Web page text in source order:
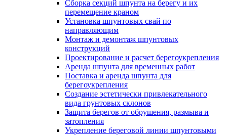
Сборка секций шпунта на берегу и их
перемещение краном
Установка шпунтовых свай по
направляющим
Монтаж и демонтаж шпунтовых
конструкций
Проектирование и расчет берегоукрепления
Аренда шпунта для временных работ
Поставка и аренда шпунта для
берегоукрепления
Создание эстетически привлекательного
вида грунтовых склонов
Защита берегов от обрушения, размыва и
затопления
Укрепление береговой линии шпунтовыми